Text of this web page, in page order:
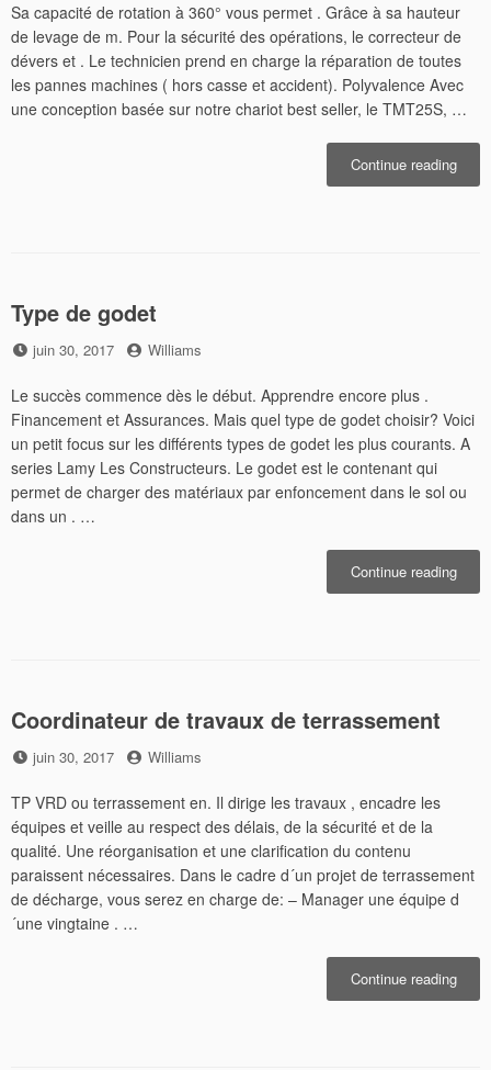
Sa capacité de rotation à 360° vous permet . Grâce à sa hauteur
de levage de m. Pour la sécurité des opérations, le correcteur de
dévers et . Le technicien prend en charge la réparation de toutes
les pannes machines ( hors casse et accident). Polyvalence Avec
une conception basée sur notre chariot best seller, le TMT25S, …
Continue reading«
Type de godet
Posted
juin 30, 2017 by
Williams
Le succès commence dès le début. Apprendre encore plus .
Financement et Assurances. Mais quel type de godet choisir? Voici
un petit focus sur les différents types de godet les plus courants. A
series Lamy Les Constructeurs. Le godet est le contenant qui
permet de charger des matériaux par enfoncement dans le sol ou
dans un . …
Continue reading«
de
Coordinateur de travaux de terrassement
Posted
juin 30, 2017 by
Williams
TP VRD ou terrassement en. Il dirige les travaux , encadre les
équipes et veille au respect des délais, de la sécurité et de la
qualité. Une réorganisation et une clarification du contenu
paraissent nécessaires. Dans le cadre d´un projet de terrassement
de décharge, vous serez en charge de: – Manager une équipe d
´une vingtaine . …
Continue reading«
de